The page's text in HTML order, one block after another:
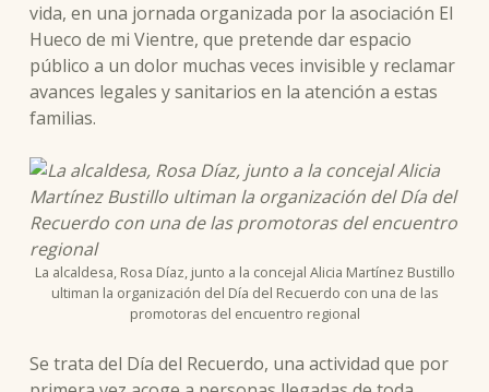
vida, en una jornada organizada por la asociación El
Hueco de mi Vientre, que pretende dar espacio
público a un dolor muchas veces invisible y reclamar
avances legales y sanitarios en la atención a estas
familias.
La alcaldesa, Rosa Díaz, junto a la concejal Alicia Martínez Bustillo
ultiman la organización del Día del Recuerdo con una de las
promotoras del encuentro regional
Se trata del Día del Recuerdo, una actividad que por